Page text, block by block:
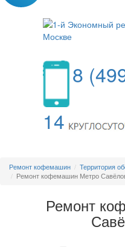
8
14
Ремонт кофемашин
Территория
Ремонт кофемашин Метро
Ремонт